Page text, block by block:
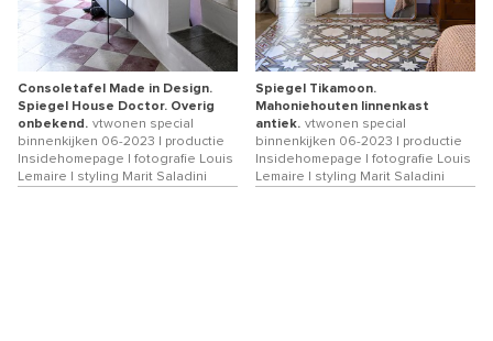
Consoletafel Made in Design.
Spiegel House Doctor. Overig
onbekend. vtwonen special
binnenkijken 06-2023 | productie
Insidehomepage | fotografie Louis
Lemaire | styling Marit Saladini
Spiegel Tikamoon.
Mahoniehouten linnenkast
antiek. vtwonen special
binnenkijken 06-2023 | productie
Insidehomepage | fotografie Louis
Lemaire | styling Marit Saladini